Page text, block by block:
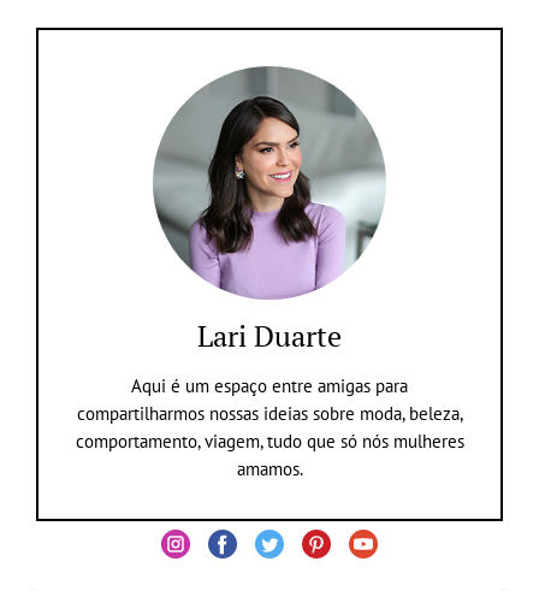
Lari Duarte
Aqui é um espaço entre amigas para
compartilharmos nossas ideias sobre moda, beleza,
comportamento, viagem, tudo que só nós mulheres
amamos.